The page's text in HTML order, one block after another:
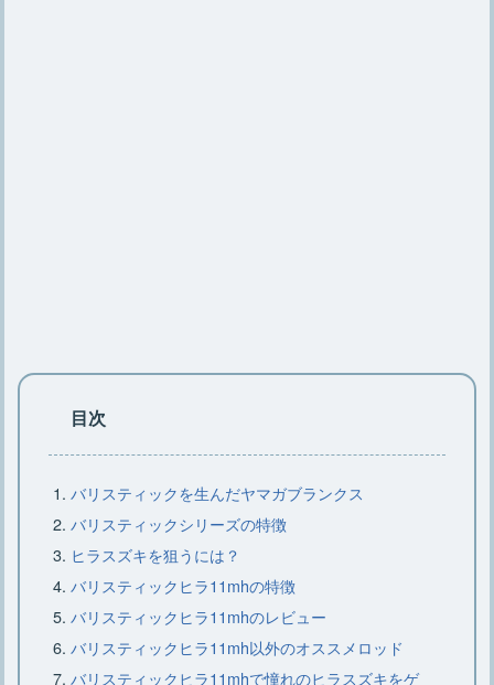
焚き火を安全・簡単に後始末する正し
キャンプで焚き火の灰を処理する簡
単・安全な方法をご紹介
焚き火をするなら知っておこう！正し
い火の消し方とダメな消し方
目次
バリスティックを生んだヤマガブランクス
バリスティックシリーズの特徴
ヒラスズキを狙うには？
バリスティックヒラ11mhの特徴
バリスティックヒラ11mhのレビュー
バリスティックヒラ11mh以外のオススメロッド
バリスティックヒラ11mhで憧れのヒラスズキをゲ